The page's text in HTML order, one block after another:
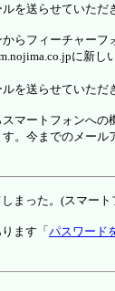
を送らせていただ
らフィーチャーフ
に新
を送らせていただ
マートフォンへの
。今までのメール
まった。(スマート
ます「 パスワード